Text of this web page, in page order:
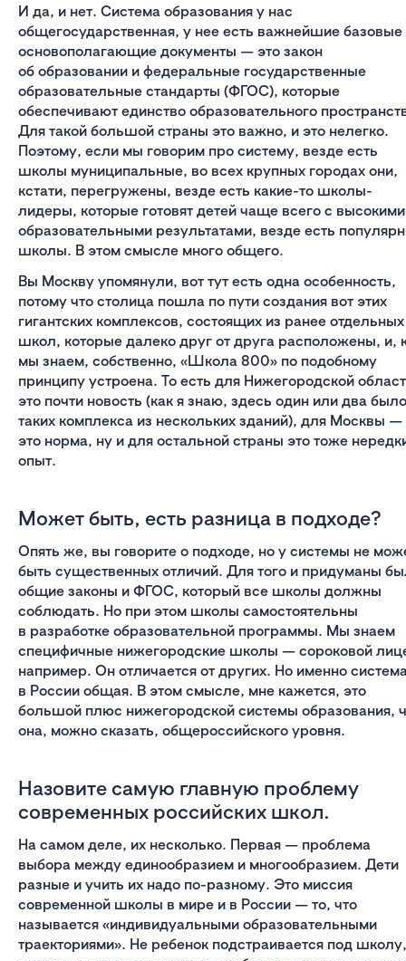
И да, и нет. Система образования у нас
общегосударственная, у нее есть важнейшие базовые
основополагающие документы — это закон
об образовании и федеральные государственные
образовательные стандарты (ФГОС), которые
обеспечивают единство образовательного
Для такой большой страны это важно, и это нелегко.
Поэтому, если мы говорим про систему, везде есть
школы муниципальные, во всех крупных городах они,
кстати, перегружены, везде есть какие-то школы-
лидеры, которые готовят детей чаще всего с высокими
образовательными результатами, везде есть
школы. В этом смысле много общего.
Вы Москву упомянули, вот тут есть одна особенность,
потому что столица пошла по пути создания вот этих
гигантских комплексов, состоящих из ранее отдельных
школ, которые далеко друг от друга расположены, и,
мы знаем, собственно, «Школа 800» по подобному
принципу устроена. То есть для Нижегородской
это почти новость (как я знаю, здесь один или два было
таких комплекса из нескольких зданий), для Москвы —
это норма, ну и для остальной страны это тоже
опыт.
Может быть, есть разница в подходе?
Опять же, вы говорите о подходе, но у системы не
быть существенных отличий. Для того и придуманы
общие законы и ФГОС, который все школы должны
соблюдать. Но при этом школы самостоятельны
в разработке образовательной программы. Мы знаем
специфичные нижегородские школы — сороковой
например. Он отличается от других. Но именно
в России общая. В этом смысле, мне кажется, это
большой плюс нижегородской системы образования,
она, можно сказать, общероссийского уровня.
Назовите самую главную проблему
современных российских школ.
На самом деле, их несколько. Первая — проблема
выбора между единообразием и многообразием. Дети
разные и учить их надо по-разному. Это миссия
современной школы в мире и в России — то, что
называется «индивидуальными образовательными
траекториями». Не ребенок подстраивается под школу,